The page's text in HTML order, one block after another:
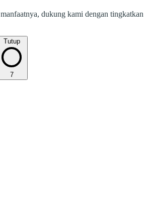
dukung kami dengan tingkatkan
Tutup
7